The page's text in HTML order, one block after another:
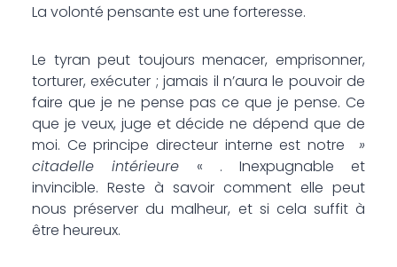
La volonté pensante est une forteresse.
Le tyran peut toujours menacer, emprisonner,
torturer, exécuter ; jamais il n’aura le pouvoir de
faire que je ne pense pas ce que je pense. Ce
que je veux, juge et décide ne dépend que de
moi. Ce principe directeur interne est notre
»
citadelle intérieure « . Inexpugnable et
invincible. Reste à savoir comment elle peut
nous préserver du malheur, et si cela suffit à
être heureux.